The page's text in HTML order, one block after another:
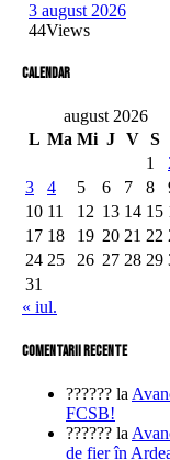
3 august 2026
44Views
Calendar
august 2026
L Ma Mi J V S
1
3
4 5 6 7 8
10 11 12 13 14 15
17 18 19 20 21 22
24 25 26 27 28 29
31
« iul.
comentarii recente
?????? la
FCSB!
?????? la
de fier în